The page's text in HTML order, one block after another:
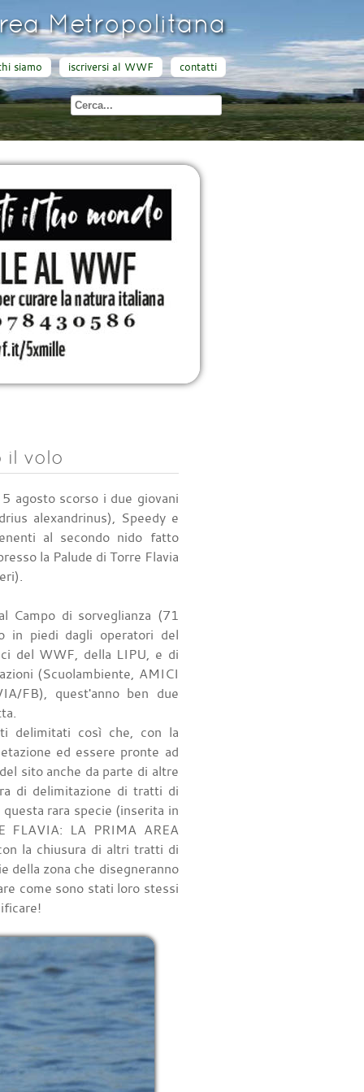
Metropolitana
siamo iscriversi al WWF contatti
il volo
agosto scorso i due giovani
alexandrinus), Speedy e
al secondo nido fatto
la Palude di Torre Flavia
Campo di sorveglianza (71
in piedi dagli operatori del
del WWF, della LIPU, e di
(Scuolambiente, AMICI
FB), quest'anno ben due
delimitati così che, con la
ed essere pronte ad
sito anche da parte di altre
di delimitazione di tratti di
rara specie (inserita in
LA PRIMA AREA
la chiusura di altri tratti di
della zona che disegneranno
come sono stati loro stessi